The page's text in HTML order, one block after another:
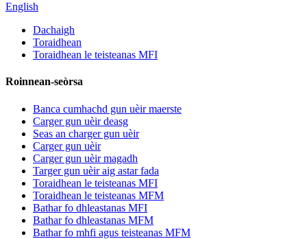
English
Dachaigh
Toraidhean
Toraidhean le teisteanas MFI
Roinnean-seòrsa
Banca cumhachd gun uèir maerste
Carger gun uèir deasg
Seas an charger gun uèir
Carger gun uèir
Carger gun uèir magadh
Targer gun uèir aig astar fada
Toraidhean le teisteanas MFI
Toraidhean le teisteanas MFM
Bathar fo dhleastanas MFI
Bathar fo dhleastanas MFM
Bathar fo mhfi agus teisteanas MFM